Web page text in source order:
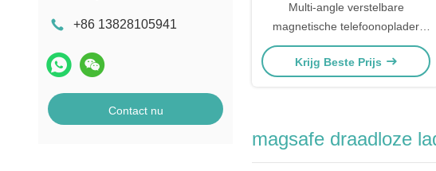
+86 13828105941
Contact nu
Multi-angle verstelbare
magnetische telefoonoplader
voor auto's met omgevingslicht
Krijg Beste Prijs
magsafe draadloze